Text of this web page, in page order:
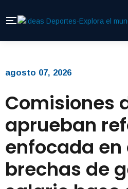
agosto 07, 2026
Comisiones
aprueban
enfocada en
brechas de